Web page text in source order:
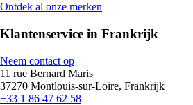
Ontdek al onze merken
Klantenservice in Frankrijk
Neem contact op
11 rue Bernard Maris
37270 Montlouis-sur-Loire, Frankrijk
+33 1 86 47 62 58